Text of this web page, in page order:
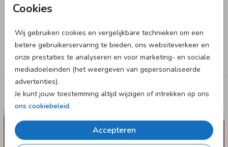
Cookies
Wij gebruiken cookies en vergelijkbare technieken om een
betere gebruikerservaring te bieden, ons websiteverkeer en
onze prestaties te analyseren en voor marketing- en sociale
mediadoeleinden (het weergeven van gepersonaliseerde
advertenties).
Je kunt jouw toestemming altijd wijzigen of intrekken op ons
ons cookiebeleid.
Accepteren
Let op: Deze kaart heeft een langere verzendtijd: voor 18.00
Collectie
Meisje
Deze designs vind je misschien ook leuk